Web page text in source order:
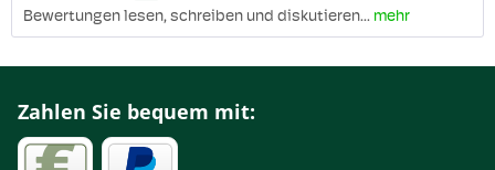
Bewertungen lesen, schreiben und diskutieren... mehr
Zahlen Sie bequem mit: